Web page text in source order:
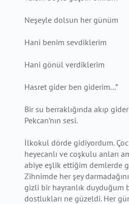
Neşeyle dolsun her günüm
Hani benim sevdiklerim
Hani gönül verdiklerim
Hasret gider ben giderim...”
Bir su berraklığında akıp
Pekcan’nın sesi.
İlkokul dörde gidiyordum.
heyecanlı ve coşkulu anları
abiye eşlik ettiğim demlerde
Zihnimde her şey
gizli bir hayranlık duyduğum
dostlukları ne güzeldi. Her